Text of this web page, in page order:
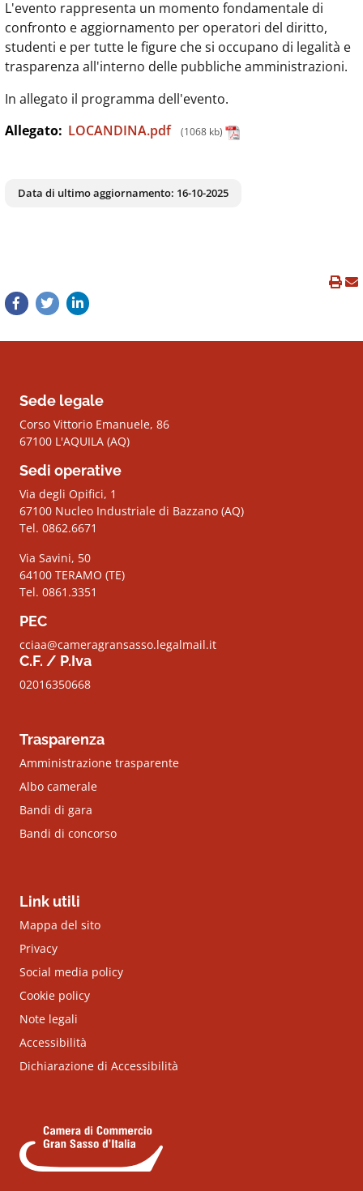
L'evento rappresenta un momento fondamentale di
confronto e aggiornamento per operatori del diritto,
studenti e per tutte le figure che si occupano di legalità e
trasparenza all'interno delle pubbliche amministrazioni.
In allegato il programma dell'evento.
Allegato: LOCANDINA.pdf (1068 kb)
Data di ultimo aggiornamento: 16-10-2025
Sede legale
Corso Vittorio Emanuele, 86
67100 L'AQUILA (AQ)
Sedi operative
Via degli Opifici, 1
67100 Nucleo Industriale di Bazzano (AQ)
Tel. 0862.6671
Via Savini, 50
64100 TERAMO (TE)
Tel. 0861.3351
PEC
cciaa@cameragransasso.legalmail.it
C.F. / P.Iva
02016350668
Trasparenza
Amministrazione trasparente
Albo camerale
Bandi di gara
Bandi di concorso
Link utili
Mappa del sito
Privacy
Social media policy
Cookie policy
Note legali
Accessibilità
Dichiarazione di Accessibilità